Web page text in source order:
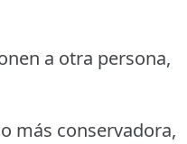
a otra persona,
más conservadora,